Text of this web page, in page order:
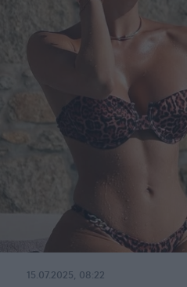
15.07.2025, 08:22